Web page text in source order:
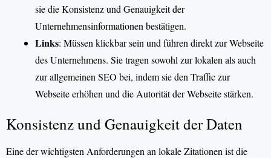
sie die Konsistenz und Genauigkeit der
Unternehmensinformationen bestätigen.
Links: Müssen klickbar sein und führen direkt zur Webseite
des Unternehmens. Sie tragen sowohl zur lokalen als auch
zur allgemeinen SEO bei, indem sie den Traffic zur
Webseite erhöhen und die Autorität der Webseite stärken.
Konsistenz und Genauigkeit der Daten
Eine der wichtigsten Anforderungen an lokale Zitationen ist die